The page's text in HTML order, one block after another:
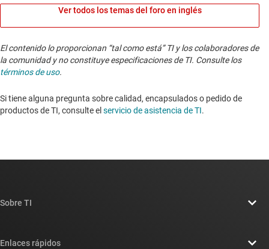
Ver todos los temas del foro en inglés
El contenido lo proporcionan “tal como está” TI y los colaboradores de
la comunidad y no constituye especificaciones de TI. Consulte los
términos de uso.
Si tiene alguna pregunta sobre calidad, encapsulados o pedido de
productos de TI, consulte el servicio de asistencia de TI. ​​​​​​​​​​​​​​
Sobre TI
Enlaces rápidos